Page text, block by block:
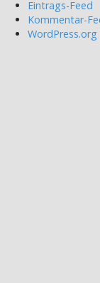
Eintrags-Feed
Kommentar-
WordPress.org